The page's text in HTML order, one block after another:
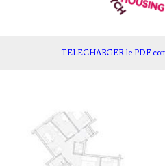
TELECHARGER le PDF